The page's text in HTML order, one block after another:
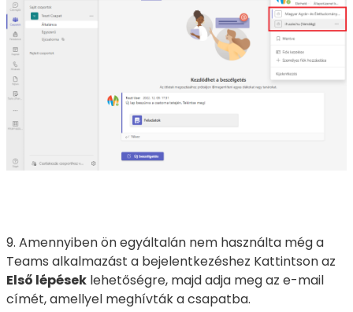
9. Amennyiben ön egyáltalán nem használta még a
Teams alkalmazást a bejelentkezéshez Kattintson az
Első lépések lehetőségre, majd adja meg az e-mail
címét, amellyel meghívták a csapatba.